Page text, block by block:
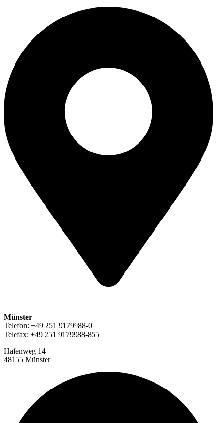
Münster
Telefon: +49 251 9179988-0
Telefax: +49 251 9179988-855
Hafenweg 14
48155 Münster